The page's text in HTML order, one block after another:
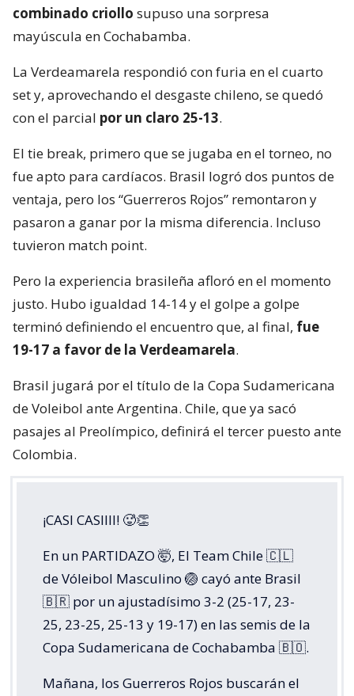
combinado criollo supuso una sorpresa
mayúscula en Cochabamba.
La Verdeamarela respondió con furia en el cuarto
set y, aprovechando el desgaste chileno, se quedó
con el parcial por un claro 25-13.
El tie break, primero que se jugaba en el torneo, no
fue apto para cardíacos. Brasil logró dos puntos de
ventaja, pero los “Guerreros Rojos” remontaron y
pasaron a ganar por la misma diferencia. Incluso
tuvieron match point.
Pero la experiencia brasileña afloró en el momento
justo. Hubo igualdad 14-14 y el golpe a golpe
terminó definiendo el encuentro que, al final, fue
19-17 a favor de la Verdeamarela.
Brasil jugará por el título de la Copa Sudamericana
de Voleibol ante Argentina. Chile, que ya sacó
pasajes al Preolímpico, definirá el tercer puesto ante
Colombia.
¡CASI CASIIII! 🥵👏
En un PARTIDAZO 🤯, El Team Chile 🇨🇱
de Vóleibol Masculino 🏐 cayó ante Brasil
🇧🇷 por un ajustadísimo 3-2 (25-17, 23-
25, 23-25, 25-13 y 19-17) en las semis de la
Copa Sudamericana de Cochabamba 🇧🇴.
Mañana, los Guerreros Rojos buscarán el